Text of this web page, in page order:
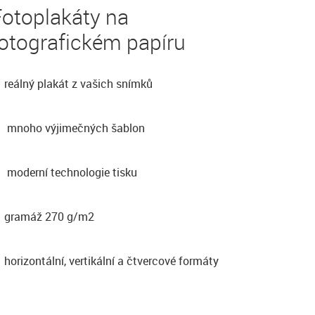
na
papíru
reálný plakát z vašich snímků
mnoho výjimečných šablon
moderní technologie tisku
gramáž 270 g/m2
horizontální, vertikální a čtvercové formáty